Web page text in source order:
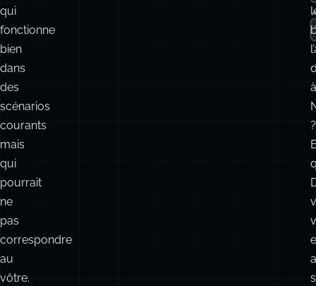
qui
fonctionne
bien
dans
des
scénarios
courants
mais
qui
pourrait
ne
pas
correspondre
au
vôtre.
à